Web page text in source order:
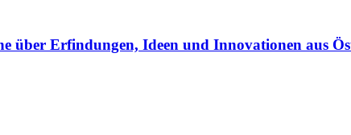
über Erfindungen, Ideen und Innovationen aus